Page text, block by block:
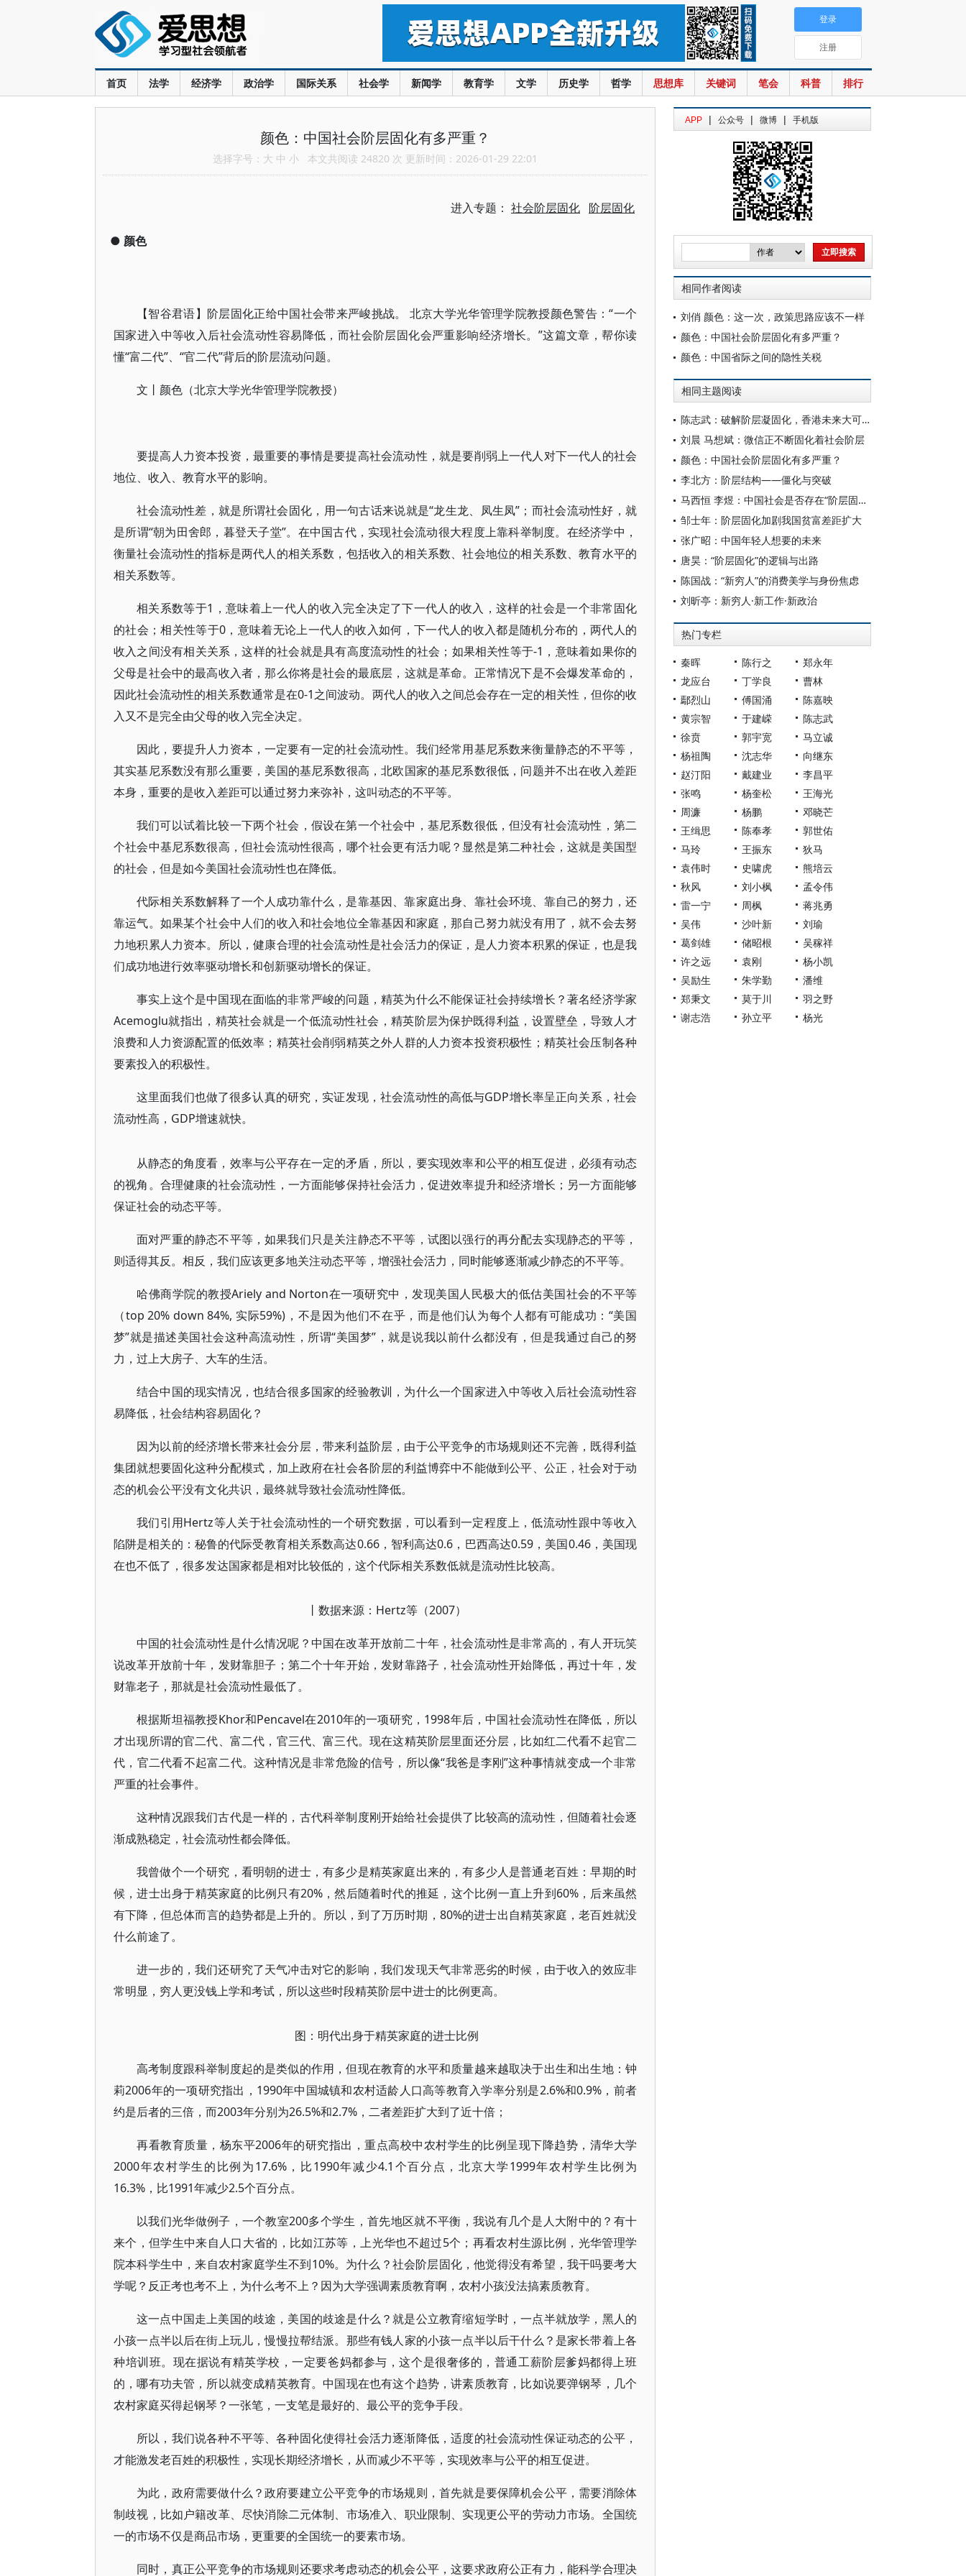
首页 法学 经济学 政治学 国际关系 社会学 新闻学 教育学 文学 历史学 哲学 思想库 关键词 笔会 科普 排行
登录
注册
颜色：中国社会阶层固化有多严重？
选择字号： 大 中 小 本文共阅读 24820 次 更新时间：2026-01-29 22:01
进入专题： 社会阶层固化 阶层固化
● 颜色
【智谷君语】阶层固化正给中国社会带来严峻挑战。 北京大学光华管理学院教授颜色警告：“一个
国家进入中等收入后社会流动性容易降低，而社会阶层固化会严重影响经济增长。”这篇文章，帮你读
懂“富二代”、“官二代”背后的阶层流动问题。
文丨颜色（北京大学光华管理学院教授）
要提高人力资本投资，最重要的事情是要提高社会流动性，就是要削弱上一代人对下一代人的社会
地位、收入、教育水平的影响。
社会流动性差，就是所谓社会固化，用一句古话来说就是“龙生龙、凤生凤”；而社会流动性好，就
是所谓“朝为田舍郎，暮登天子堂”。在中国古代，实现社会流动很大程度上靠科举制度。在经济学中，
衡量社会流动性的指标是两代人的相关系数，包括收入的相关系数、社会地位的相关系数、教育水平的
相关系数等。
相关系数等于1，意味着上一代人的收入完全决定了下一代人的收入，这样的社会是一个非常固化
的社会；相关性等于0，意味着无论上一代人的收入如何，下一代人的收入都是随机分布的，两代人的
收入之间没有相关关系，这样的社会就是具有高度流动性的社会；如果相关性等于-1，意味着如果你的
父母是社会中的最高收入者，那么你将是社会的最底层，这就是革命。正常情况下是不会爆发革命的，
因此社会流动性的相关系数通常是在0-1之间波动。两代人的收入之间总会存在一定的相关性，但你的收
入又不是完全由父母的收入完全决定。
因此，要提升人力资本，一定要有一定的社会流动性。我们经常用基尼系数来衡量静态的不平等，
其实基尼系数没有那么重要，美国的基尼系数很高，北欧国家的基尼系数很低，问题并不出在收入差距
本身，重要的是收入差距可以通过努力来弥补，这叫动态的不平等。
我们可以试着比较一下两个社会，假设在第一个社会中，基尼系数很低，但没有社会流动性，第二
个社会中基尼系数很高，但社会流动性很高，哪个社会更有活力呢？显然是第二种社会，这就是美国型
的社会，但是如今美国社会流动性也在降低。
代际相关系数解释了一个人成功靠什么，是靠基因、靠家庭出身、靠社会环境、靠自己的努力，还
靠运气。如果某个社会中人们的收入和社会地位全靠基因和家庭，那自己努力就没有用了，就不会去努
力地积累人力资本。所以，健康合理的社会流动性是社会活力的保证，是人力资本积累的保证，也是我
们成功地进行效率驱动增长和创新驱动增长的保证。
事实上这个是中国现在面临的非常严峻的问题，精英为什么不能保证社会持续增长？著名经济学家
Acemoglu就指出，精英社会就是一个低流动性社会，精英阶层为保护既得利益，设置壁垒，导致人才
浪费和人力资源配置的低效率；精英社会削弱精英之外人群的人力资本投资积极性；精英社会压制各种
要素投入的积极性。
这里面我们也做了很多认真的研究，实证发现，社会流动性的高低与GDP增长率呈正向关系，社会
流动性高，GDP增速就快。
从静态的角度看，效率与公平存在一定的矛盾，所以，要实现效率和公平的相互促进，必须有动态
的视角。合理健康的社会流动性，一方面能够保持社会活力，促进效率提升和经济增长；另一方面能够
保证社会的动态平等。
面对严重的静态不平等，如果我们只是关注静态不平等，试图以强行的再分配去实现静态的平等，
则适得其反。相反，我们应该更多地关注动态平等，增强社会活力，同时能够逐渐减少静态的不平等。
哈佛商学院的教授Ariely and Norton在一项研究中，发现美国人民极大的低估美国社会的不平等
（top 20% down 84%, 实际59%)，不是因为他们不在乎，而是他们认为每个人都有可能成功：“美国
梦”就是描述美国社会这种高流动性，所谓“美国梦”，就是说我以前什么都没有，但是我通过自己的努
力，过上大房子、大车的生活。
结合中国的现实情况，也结合很多国家的经验教训，为什么一个国家进入中等收入后社会流动性容
易降低，社会结构容易固化？
因为以前的经济增长带来社会分层，带来利益阶层，由于公平竞争的市场规则还不完善，既得利益
集团就想要固化这种分配模式，加上政府在社会各阶层的利益博弈中不能做到公平、公正，社会对于动
态的机会公平没有文化共识，最终就导致社会流动性降低。
我们引用Hertz等人关于社会流动性的一个研究数据，可以看到一定程度上，低流动性跟中等收入
陷阱是相关的：秘鲁的代际受教育相关系数高达0.66，智利高达0.6，巴西高达0.59，美国0.46，美国现
在也不低了，很多发达国家都是相对比较低的，这个代际相关系数低就是流动性比较高。
丨数据来源：Hertz等（2007）
中国的社会流动性是什么情况呢？中国在改革开放前二十年，社会流动性是非常高的，有人开玩笑
说改革开放前十年，发财靠胆子；第二个十年开始，发财靠路子，社会流动性开始降低，再过十年，发
财靠老子，那就是社会流动性最低了。
根据斯坦福教授Khor和Pencavel在2010年的一项研究，1998年后，中国社会流动性在降低，所以
才出现所谓的官二代、富二代，官三代、富三代。现在这精英阶层里面还分层，比如红二代看不起官二
代，官二代看不起富二代。这种情况是非常危险的信号，所以像“我爸是李刚”这种事情就变成一个非常
严重的社会事件。
这种情况跟我们古代是一样的，古代科举制度刚开始给社会提供了比较高的流动性，但随着社会逐
渐成熟稳定，社会流动性都会降低。
我曾做个一个研究，看明朝的进士，有多少是精英家庭出来的，有多少人是普通老百姓：早期的时
候，进士出身于精英家庭的比例只有20%，然后随着时代的推延，这个比例一直上升到60%，后来虽然
有下降，但总体而言的趋势都是上升的。所以，到了万历时期，80%的进士出自精英家庭，老百姓就没
什么前途了。
进一步的，我们还研究了天气冲击对它的影响，我们发现天气非常恶劣的时候，由于收入的效应非
常明显，穷人更没钱上学和考试，所以这些时段精英阶层中进士的比例更高。
图：明代出身于精英家庭的进士比例
高考制度跟科举制度起的是类似的作用，但现在教育的水平和质量越来越取决于出生和出生地：钟
莉2006年的一项研究指出，1990年中国城镇和农村适龄人口高等教育入学率分别是2.6%和0.9%，前者
约是后者的三倍，而2003年分别为26.5%和2.7%，二者差距扩大到了近十倍；
再看教育质量，杨东平2006年的研究指出，重点高校中农村学生的比例呈现下降趋势，清华大学
2000年农村学生的比例为17.6%，比1990年减少4.1个百分点，北京大学1999年农村学生比例为
16.3%，比1991年减少2.5个百分点。
以我们光华做例子，一个教室200多个学生，首先地区就不平衡，我说有几个是人大附中的？有十
来个，但学生中来自人口大省的，比如江苏等，上光华也不超过5个；再看农村生源比例，光华管理学
院本科学生中，来自农村家庭学生不到10%。为什么？社会阶层固化，他觉得没有希望，我干吗要考大
学呢？反正考也考不上，为什么考不上？因为大学强调素质教育啊，农村小孩没法搞素质教育。
这一点中国走上美国的歧途，美国的歧途是什么？就是公立教育缩短学时，一点半就放学，黑人的
小孩一点半以后在街上玩儿，慢慢拉帮结派。那些有钱人家的小孩一点半以后干什么？是家长带着上各
种培训班。现在据说有精英学校，一定要爸妈都参与，这个是很奢侈的，普通工薪阶层爹妈都得上班
的，哪有功夫管，所以就变成精英教育。中国现在也有这个趋势，讲素质教育，比如说要弹钢琴，几个
农村家庭买得起钢琴？一张笔，一支笔是最好的、最公平的竞争手段。
所以，我们说各种不平等、各种固化使得社会活力逐渐降低，适度的社会流动性保证动态的公平，
才能激发老百姓的积极性，实现长期经济增长，从而减少不平等，实现效率与公平的相互促进。
为此，政府需要做什么？政府要建立公平竞争的市场规则，首先就是要保障机会公平，需要消除体
制歧视，比如户籍改革、尽快消除二元体制、市场准入、职业限制、实现更公平的劳动力市场。全国统
一的市场不仅是商品市场，更重要的全国统一的要素市场。
同时，真正公平竞争的市场规则还要求考虑动态的机会公平，这要求政府公正有力，能科学合理决
APP | 公众号 | 微博 | 手机版
相同作者阅读
刘俏 颜色：这一次，政策思路应该不一样
颜色：中国社会阶层固化有多严重？
颜色：中国省际之间的隐性关税
相同主题阅读
陈志武：破解阶层凝固化，香港未来大可期
刘晨 马想斌：微信正不断固化着社会阶层
颜色：中国社会阶层固化有多严重？
李北方：阶层结构——僵化与突破
马西恒 李煜：中国社会是否存在“阶层固化”
邹士年：阶层固化加剧我国贫富差距扩大
张广昭：中国年轻人想要的未来
唐昊：“阶层固化”的逻辑与出路
陈国战：“新穷人”的消费美学与身份焦虑
刘昕亭：新穷人·新工作·新政治
热门专栏
秦晖 陈行之
郑永年
龙应台
丁学良
曹林
鄢烈山
傅国涌
陈嘉映
黄宗智
于建嵘
陈志武
徐贲
郭宇宽
马立诚
杨祖陶
沈志华
向继东
赵汀阳
戴建业
李昌平
张鸣
杨奎松
王海光
周濂
杨鹏
邓晓芒
王缉思
陈奉孝
郭世佑
马玲
王振东
狄马
袁伟时
史啸虎
熊培云
秋风
刘小枫
孟令伟
雷一宁
周枫
蒋兆勇
吴伟
沙叶新
刘瑜
葛剑雄
储昭根
吴稼祥
许之远
袁刚
杨小凯
吴励生
朱学勤
潘维
郑秉文
莫于川
羽之野
谢志浩
孙立平 杨光